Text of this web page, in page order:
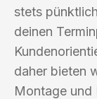
stets
deinen
daher bieten
Montage und